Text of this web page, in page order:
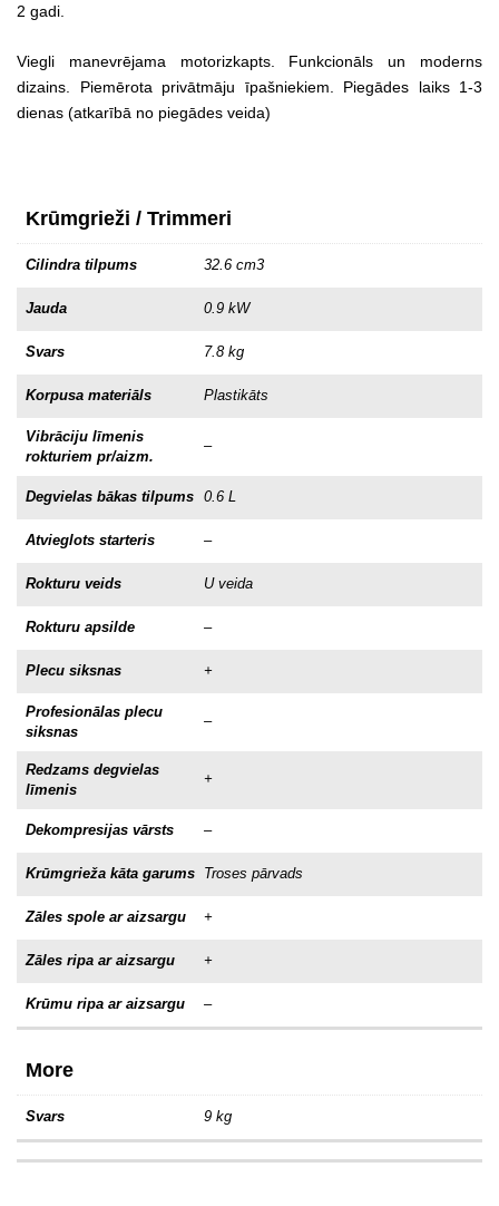
2 gadi.
Viegli manevrējama motorizkapts. Funkcionāls un moderns
dizains. Piemērota privātmāju īpašniekiem. Piegādes laiks 1-3
dienas (atkarībā no piegādes veida)
Krūmgrieži / Trimmeri
Cilindra tilpums 32.6 cm3
Jauda 0.9 kW
Svars 7.8 kg
Korpusa materiāls Plastikāts
Vibrāciju līmenis
rokturiem pr/aizm.
–
Degvielas bākas tilpums 0.6 L
Atvieglots starteris –
Rokturu veids U veida
Rokturu apsilde –
Plecu siksnas +
Profesionālas plecu
siksnas
–
Redzams degvielas
līmenis
+
Dekompresijas vārsts –
Krūmgrieža kāta garums Troses pārvads
Zāles spole ar aizsargu +
Zāles ripa ar aizsargu +
Krūmu ripa ar aizsargu –
More
Svars 9 kg